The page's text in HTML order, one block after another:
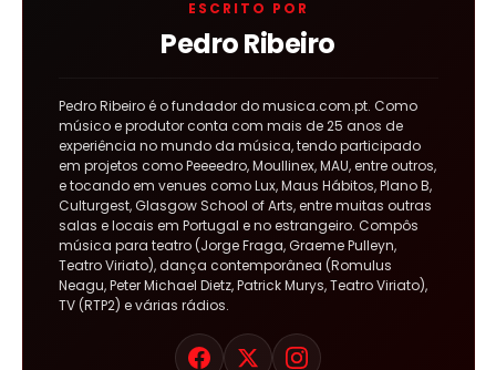
ESCRITO POR
Pedro Ribeiro
Pedro Ribeiro é o fundador do musica.com.pt. Como
músico e produtor conta com mais de 25 anos de
experiência no mundo da música, tendo participado
em projetos como Peeeedro, Moullinex, MAU, entre outros,
e tocando em venues como Lux, Maus Hábitos, Plano B,
Culturgest, Glasgow School of Arts, entre muitas outras
salas e locais em Portugal e no estrangeiro. Compôs
música para teatro (Jorge Fraga, Graeme Pulleyn,
Teatro Viriato), dança contemporânea (Romulus
Neagu, Peter Michael Dietz, Patrick Murys, Teatro Viriato),
TV (RTP2) e várias rádios.